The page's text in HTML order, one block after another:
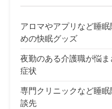
アロマやアプリなど睡
めの快眠グッズ
夜勤のある介護職が悩
症状
専門クリニックなど睡
談先